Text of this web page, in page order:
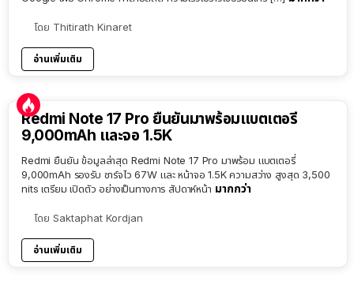
โดย Thitirath Kinaret
อ่านเพิ่มเติม
Redmi Note 17 Pro ยืนยันมาพร้อมแบตเตอรี่
9,000mAh และจอ 1.5K
Redmi ยืนยัน ข้อมูลล่าสุด Redmi Note 17 Pro มาพร้อม แบตเตอรี่
9,000mAh รองรับ ชาร์จไว 67W และ หน้าจอ 1.5K ความสว่าง สูงสุด 3,500
nits เตรียม เปิดตัว อย่างเป็นทางการ สัปดาห์หน้า มากกว่า
โดย Saktaphat Kordjan
อ่านเพิ่มเติม